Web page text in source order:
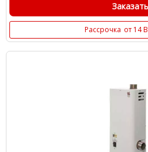
Заказать
Рассрочка от 14